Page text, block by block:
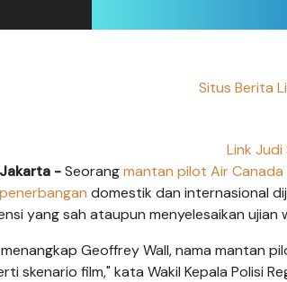
Situs Berita
Link
-Seorangmantan pilot Air Canada
penerbangan domestik dan internasional
yang sah ataupun menyelesaikan ujian
Geoffrey Wall, nama mantan
skenario film," kata Wakil Kepala Polisi